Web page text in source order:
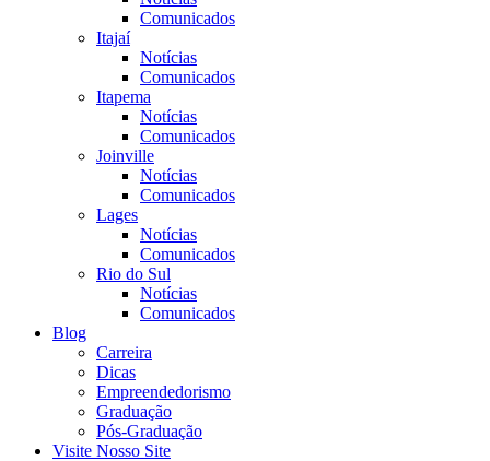
Comunicados
Itajaí
Notícias
Comunicados
Itapema
Notícias
Comunicados
Joinville
Notícias
Comunicados
Lages
Notícias
Comunicados
Rio do Sul
Notícias
Comunicados
Blog
Carreira
Dicas
Empreendedorismo
Graduação
Pós-Graduação
Visite Nosso Site